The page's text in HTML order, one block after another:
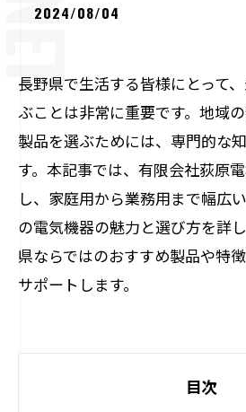
2024/08/04
長野県で生活する皆様にとって
ぶことは非常に重要です。地域
製品を選ぶためには、専門的な
す。本記事では、有限会社荻原
し、家庭用から業務用まで幅広
の電気機器の魅力と選び方を詳
県ならではのおすすめ製品や特
サポートします。
目次